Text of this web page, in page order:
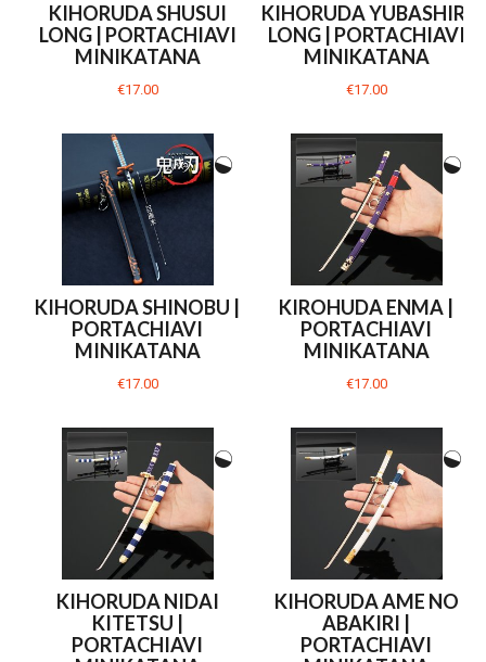
KIHORUDA SHUSUI
LONG | PORTACHIAVI
MINIKATANA
€17.00
KIHORUDA YUBASHIRI
LONG | PORTACHIAVI
MINIKATANA
€17.00
KIHORUDA SHINOBU |
PORTACHIAVI
MINIKATANA
€17.00
KIROHUDA ENMA |
PORTACHIAVI
MINIKATANA
€17.00
KIHORUDA NIDAI
KITETSU |
PORTACHIAVI
KIHORUDA AME NO
ABAKIRI |
PORTACHIAVI